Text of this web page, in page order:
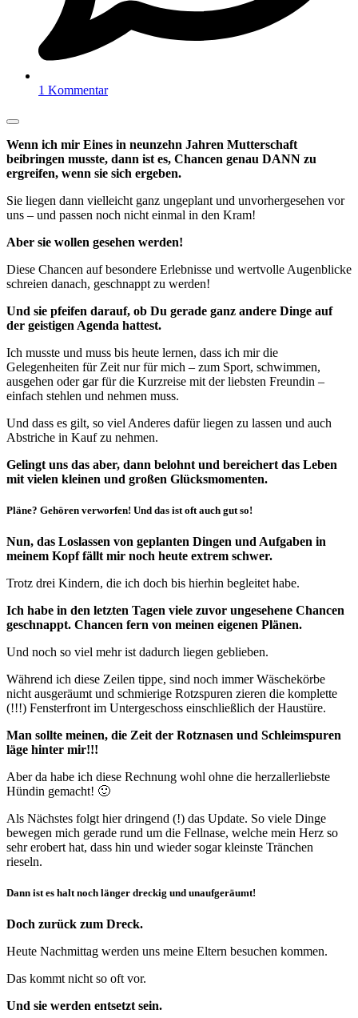
1 Kommentar
Wenn ich mir Eines in neunzehn Jahren Mutterschaft
beibringen musste, dann ist es, Chancen genau DANN zu
ergreifen, wenn sie sich ergeben.
Sie liegen dann vielleicht ganz ungeplant und unvorhergesehen vor
uns – und passen noch nicht einmal in den Kram!
Aber sie wollen gesehen werden!
Diese Chancen auf besondere Erlebnisse und wertvolle Augenblicke
schreien danach, geschnappt zu werden!
Und sie pfeifen darauf, ob Du gerade ganz andere Dinge auf
der geistigen Agenda hattest.
Ich musste und muss bis heute lernen, dass ich mir die
Gelegenheiten für Zeit nur für mich – zum Sport, schwimmen,
ausgehen oder gar für die Kurzreise mit der liebsten Freundin –
einfach stehlen und nehmen muss.
Und dass es gilt, so viel Anderes dafür liegen zu lassen und auch
Abstriche in Kauf zu nehmen.
Gelingt uns das aber, dann belohnt und bereichert das Leben
mit vielen kleinen und großen Glücksmomenten.
Pläne? Gehören verworfen! Und das ist oft auch gut so!
Nun, das Loslassen von geplanten Dingen und Aufgaben in
meinem Kopf fällt mir noch heute extrem schwer.
Trotz drei Kindern, die ich doch bis hierhin begleitet habe.
Ich habe in den letzten Tagen viele zuvor ungesehene Chancen
geschnappt. Chancen fern von meinen eigenen Plänen.
Und noch so viel mehr ist dadurch liegen geblieben.
Während ich diese Zeilen tippe, sind noch immer Wäschekörbe
nicht ausgeräumt und schmierige Rotzspuren zieren die komplette
(!!!) Fensterfront im Untergeschoss einschließlich der Haustüre.
Man sollte meinen, die Zeit der Rotznasen und Schleimspuren
läge hinter mir!!!
Aber da habe ich diese Rechnung wohl ohne die herzallerliebste
Hündin gemacht! 🙂
Als Nächstes folgt hier dringend (!) das Update. So viele Dinge
bewegen mich gerade rund um die Fellnase, welche mein Herz so
sehr erobert hat, dass hin und wieder sogar kleinste Tränchen
rieseln.
Dann ist es halt noch länger dreckig und unaufgeräumt!
Doch zurück zum Dreck.
Heute Nachmittag werden uns meine Eltern besuchen kommen.
Das kommt nicht so oft vor.
Und sie werden entsetzt sein.